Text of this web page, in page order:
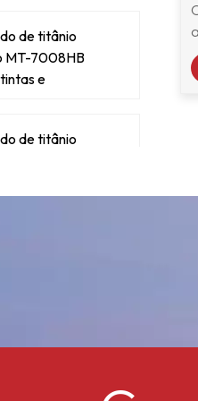
de titânio
MT-7008HB
e
de titânio
de celulose